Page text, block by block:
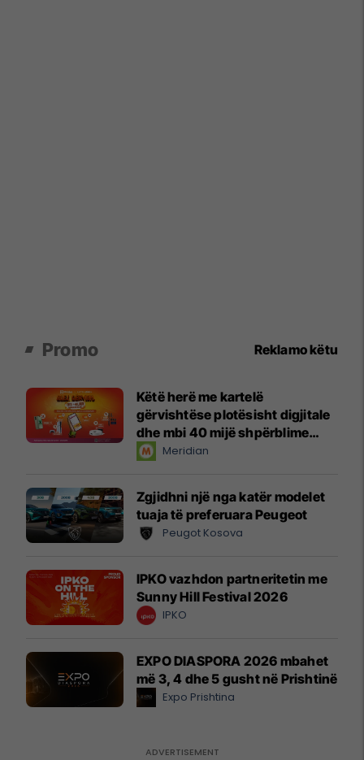
Promo Reklamo këtu
Këtë herë me kartelë
gërvishtëse plotësisht digjitale
dhe mbi 40 mijë shpërblime
instant!Meridian
Zgjidhni një nga katër modelet
tuaja të preferuara Peugeot
Peugot Kosova
IPKO vazhdon partneritetin me
Sunny Hill Festival 2026
IPKO
EXPO DIASPORA 2026 mbahet
më 3, 4 dhe 5 gusht në Prishtinë
Expo Prishtina